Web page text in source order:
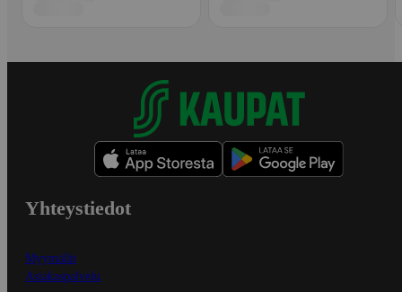
Yhteystiedot
Myymälät
Asiakaspalvelu